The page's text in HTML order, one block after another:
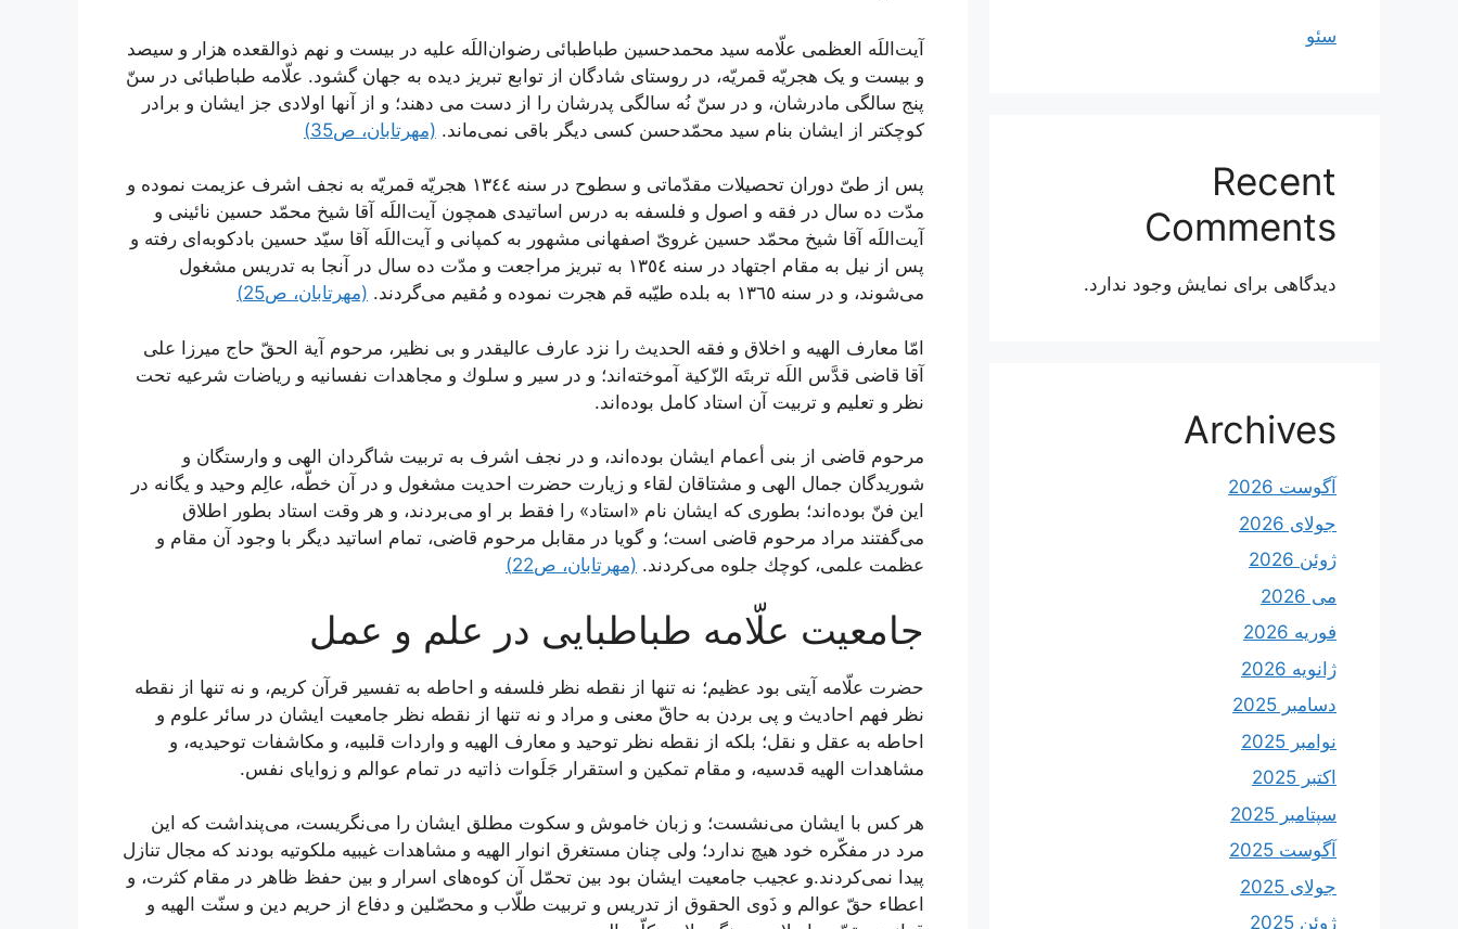
آیت‌اللَه العظمی علّامه سید محمدحسین طباطبائی رضوان‌اللَه ‌علیه در بيست و نهم ذوالقعده هزار و سيصد
و بيست و يک هجريّه قمريّه، در روستاى شادگان از توابع تبريز دیده به جهان گشود. علّامه طباطبائى‌ در سنّ
پنج سالگى مادرشان، و در سنّ نُه سالگى پدرشان را از دست می دهند؛ و از آنها اولادى جز ایشان و برادر
كوچكتر از ایشان بنام‌ سید محمّدحسن‌ كسى دیگر باقى نمى‌ماند. (مهرتابان، ص35)
پس از طىّ دوران تحصيلات مقدّماتى و سطوح در سنه ١٣٤٤ هجريّه قمريّه به نجف اشرف عزيمت نموده و
مدّت ده سال در فقه و اصول و فلسفه به درس اساتيدى همچون آيت‌اللَه آقا شيخ محمّد حسين نائينى و
آيت‌اللَه آقا شيخ محمّد حسين غروىّ اصفهانى مشهور به کمپانى و آيت‌اللَه آقا سيّد حسين بادکوبه‌اى ‌رفته و
پس از نيل به مقام اجتهاد در سنه ١٣٥٤ به تبريز مراجعت و مدّت ده سال در آنجا به تدريس مشغول
مى‌شوند، و در سنه ١٣٦٥ به بلده طيّبه قم هجرت نموده و مُقيم مى‌گردند.
(مهرتابان، ص25)
امّا معارف الهیه و اخلاق و فقه الحدیث را نزد عارف عالیقدر و بى نظیر، مرحوم آیة الحقّ‌ حاج میرزا على
آقا قاضى‌ قدَّس اللَه تربتَه الزّكیة آموخته‌اند؛ و در سیر و سلوك و مجاهدات نفسانیه و ریاضات شرعیه تحت
نظر و تعلیم و تربیت آن استاد كامل بوده‌اند.
مرحوم قاضى از بنى أعمام ایشان بوده‌اند، و در نجف اشرف به تربیت شاگردان الهى و وارستگان و
شوریدگان جمال الهى و مشتاقان لقاء و زیارت حضرت احدیت مشغول و در آن خطّه، عالِم وحید و یگانه در
این فنّ بوده‌اند؛ بطوری كه ایشان نام «استاد» را فقط بر او مى‌بردند، و هر وقت استاد بطور اطلاق
مى‌گفتند مراد مرحوم قاضى است؛ و گویا در مقابل مرحوم قاضى، تمام اساتید دیگر با وجود آن مقام و
عظمت علمى، كوچك جلوه مى‌كردند. (مهرتابان، ص22)
جامعیت علّامه طباطبایى در علم و عمل‌
حضرت علّامه آیتى بود عظیم؛ نه تنها از نقطه نظر فلسفه و احاطه به تفسیر قرآن كریم، و نه تنها از نقطه
نظر فهم احادیث و پى بردن به حاقّ معنى و مراد و نه تنها از نقطه نظر جامعیت ایشان در سائر علوم و
احاطه به عقل و نقل؛ بلكه از نقطه نظر توحید و معارف الهیه و واردات قلبیه، و مكاشفات توحیدیه، و
مشاهدات الهیه قدسیه، و مقام تمكین و استقرار جَلَوات ذاتیه در تمام عوالم و زوایاى نفس.
هر كس با ایشان مى‌نشست؛ و زبان خاموش و سكوت مطلق ایشان را مى‌نگریست، مى‌پنداشت كه این
مرد در مفكّره خود هیچ ندارد؛ ولى چنان مستغرق انوار الهیه و مشاهدات غیبیه ملكوتیه بودند كه مجال تنازل
پیدا نمى‌كردند.و عجیب جامعیت ایشان بود بین تحمّل آن كوه‌هاى اسرار و بین حفظ ظاهر در مقام كثرت، و
اعطاء حقّ عوالم و ذَوى الحقوق از تدریس و تربیت‌ طلّاب و محصّلین و دفاع از حریم دین و سنّت الهیه و
سئو
Recent
Comments
دیدگاهی برای نمایش وجود ندارد.
Archives
آگوست 2026
جولای 2026
ژوئن 2026
می 2026
فوریه 2026
ژانویه 2026
دسامبر 2025
نوامبر 2025
اکتبر 2025
سپتامبر 2025
آگوست 2025
جولای 2025
ژوئن 2025